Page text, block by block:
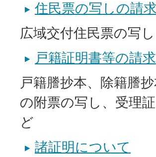
住民票の写しの請
広域交付住民票の写し
戸籍証明書等の請求
戸籍謄抄本、除籍謄
の附票の写し、受理
ど
諸証明について